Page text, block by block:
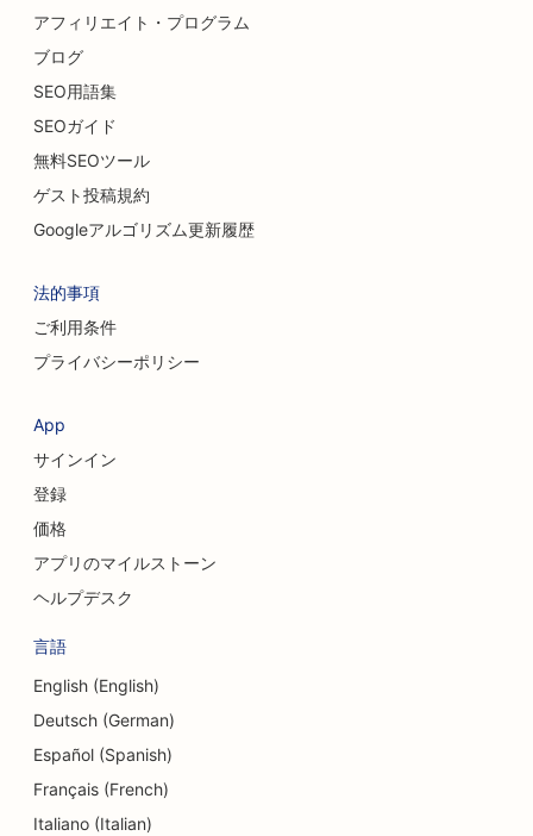
アフィリエイト・プログラム
ブログ
SEO用語集
SEOガイド
無料SEOツール
ゲスト投稿規約
Googleアルゴリズム更新履歴
法的事項
ご利用条件
プライバシーポリシー
App
サインイン
登録
価格
アプリのマイルストーン
ヘルプデスク
言語
English (English)
Deutsch (German)
Español (Spanish)
Français (French)
Italiano (Italian)